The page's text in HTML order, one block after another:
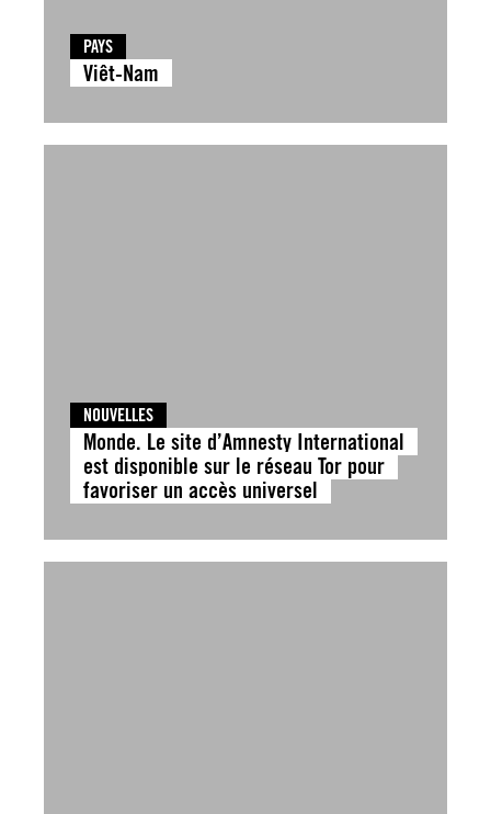
PAYS
Viêt-Nam
NOUVELLES
Monde. Le site d’Amnesty International
est disponible sur le réseau Tor pour
favoriser un accès universel